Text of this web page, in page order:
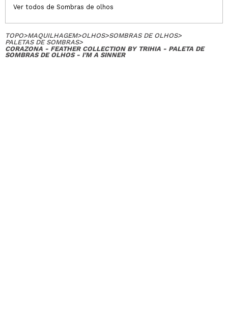
Ver todos de Sombras de olhos
TOPO>MAQUILHAGEM>OLHOS>SOMBRAS DE OLHOS>
PALETAS DE SOMBRAS>
CORAZONA - FEATHER COLLECTION BY TRIHIA - PALETA DE
SOMBRAS DE OLHOS - I'M A SINNER